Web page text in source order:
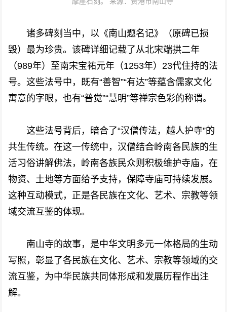
诸多碑刻当中，以《南山题名记》（原碑已损
毁）最为珍贵。该碑详细记载了从北宋端拱二年
（989年）至南宋宝祐元年（1253年）23代住持的法
号。这些法号中，既有“善智”“有达”等蕴含儒家文化
寓意的字眼，也有“普觉”“慧明”等禅宗色彩的称谓。
这些法号背后，暗合了“汉僧传法，越人护寺”的
共生传统。在这一传统中，汉僧结合岭南各民族的生
活习俗讲解佛法，岭南各族民众则积极维护寺庙，在
物资、土地等方面给予支持，保障寺庙可持续发展。
这种互动模式，正是各民族在文化、艺术、宗教等领
域交流互鉴的体现。
南山寺的故事，是中华文明多元一体格局的生动
写照，彰显了各民族在文化、艺术、宗教等领域的交
流互鉴，为中华民族共同体形成和发展历程作出注
解。